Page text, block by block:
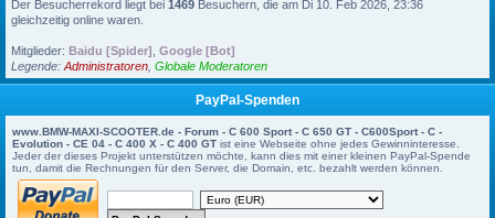
Der Besucherrekord liegt bei 1469 Besuchern, die am Di 10. Feb 2026, 23:36
gleichzeitig online waren.
Mitglieder: Baidu [Spider] Google [Bot]
Legende: Administratoren Globale Moderatoren
PayPal-Spenden
www.BMW-MAXI-SCOOTER.de - Forum - C 600 Sport - C 650 GT - C600Sport - C -
Evolution - CE 04 - C 400 X - C 400 GT ist eine Webseite ohne jedes Gewinninteresse.
Jeder der dieses Projekt unterstützen möchte, kann dies mit einer kleinen PayPal-Spende
tun, damit die Rechnungen für den Server, die Domain, etc. bezahlt werden können.